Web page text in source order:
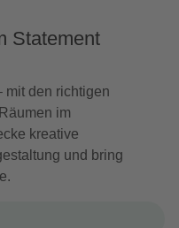
Statement
mit den richtigen
im
kreative
und bring